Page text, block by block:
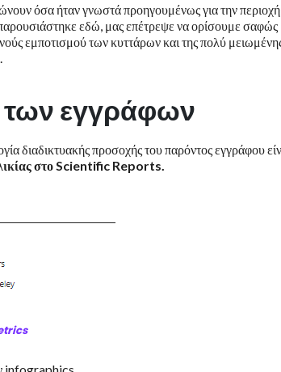
όσα ήταν γνωστά προηγουμένως για την περιοχή
εδώ, μας επέτρεψε να ορίσουμε σαφώς
εμποτισμού των κυττάρων και της πολύ
των εγγράφων
διαδικτυακής προσοχής του παρόντος εγγράφου
στο Scientific Reports.